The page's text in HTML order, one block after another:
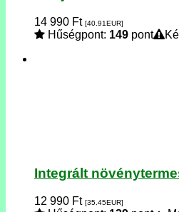
14 990 Ft [40.91EUR]
Hűségpont: 149 pont
Integrált
12 990 Ft [35.45EUR]